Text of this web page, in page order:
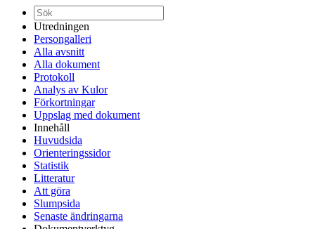
Utredningen
Persongalleri
Alla avsnitt
Alla dokument
Protokoll
Analys av Kulor
Förkortningar
Uppslag med dokument
Innehåll
Huvudsida
Orienteringssidor
Statistik
Litteratur
Att göra
Slumpsida
Senaste ändringarna